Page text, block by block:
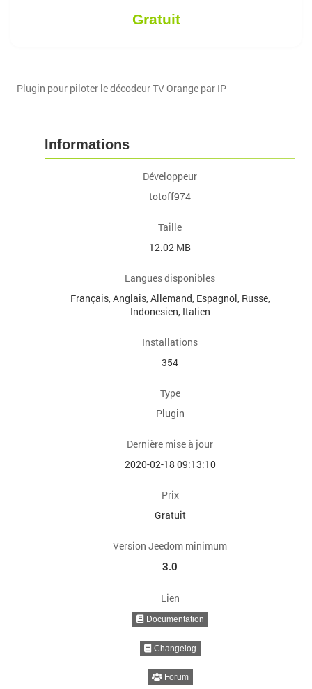
Gratuit
Plugin pour piloter le décodeur TV Orange par IP
Informations
Développeur
totoff974
Taille
12.02 MB
Langues disponibles
Français, Anglais, Allemand, Espagnol, Russe,
Indonesien, Italien
Installations
354
Type
Plugin
Dernière mise à jour
2020-02-18 09:13:10
Prix
Gratuit
Version Jeedom minimum
3.0
Lien
Documentation
Changelog
Forum